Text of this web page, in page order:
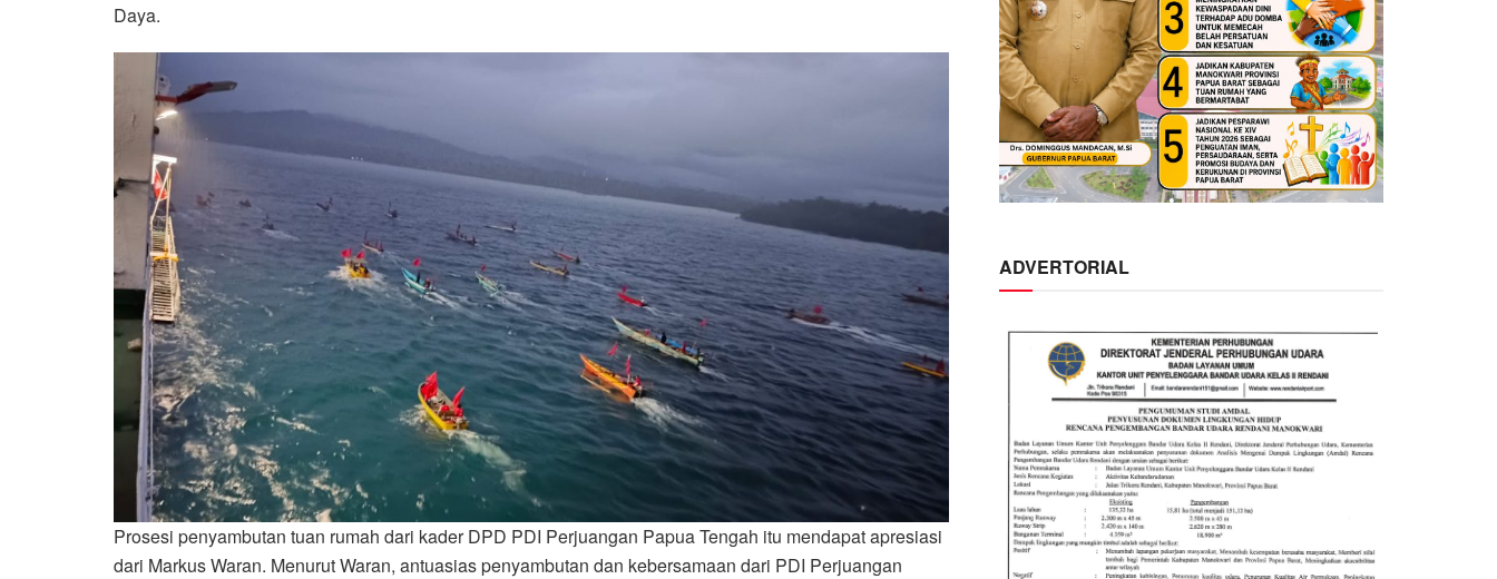
Daya.
Prosesi penyambutan tuan rumah dari kader DPD PDI Perjuangan Papua Tengah itu mendapat apresiasi
dari Markus Waran. Menurut Waran, antuasias penyambutan dan kebersamaan dari PDI Perjuangan
ADVERTORIAL